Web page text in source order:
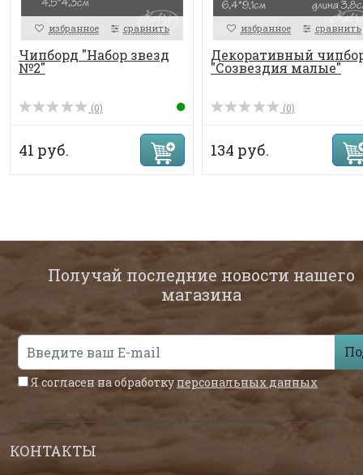
избранное сравнить
Чипборд "Набор звезд
№2"
(0)
41 руб.
избранное сравнить
Декоративный
"Созвездия малые"
(0)
134 руб.
Получай последние новости нашего
магазина
Я согласен на обработку персональных данных
КОНТАКТЫ